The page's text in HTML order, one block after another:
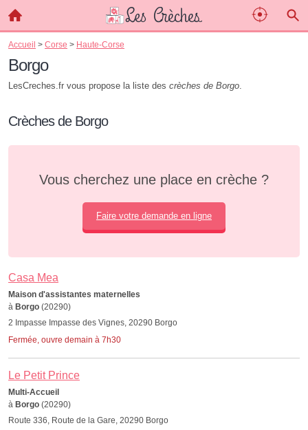
Accueil > Corse > Haute-Corse
Borgo
LesCreches.fr vous propose la liste des crèches de Borgo.
Crèches de Borgo
Vous cherchez une place en crèche ?
Faire votre demande en ligne
Casa Mea
Maison d'assistantes maternelles
à Borgo (20290)
2 Impasse Impasse des Vignes, 20290 Borgo
Fermée, ouvre demain à 7h30
Le Petit Prince
Multi-Accueil
à Borgo (20290)
Route 336, Route de la Gare, 20290 Borgo